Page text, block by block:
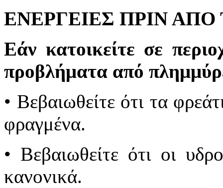
ΕΝΕΡΓΕΙΕΣ ΠΡΙΝ
Εάν κατοικείτε σε
προβλήματα από
• Βεβαιωθείτε ότι τα
φραγμένα.
• Βεβαιωθείτε ότι οι
κανονικά.